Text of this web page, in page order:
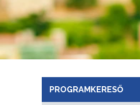
PROGRAMKERESŐ